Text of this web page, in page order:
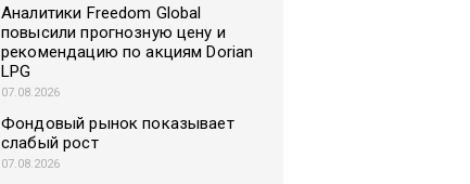
Аналитики Freedom Global
повысили прогнозную цену и
рекомендацию по акциям Dorian
LPG
07.08.2026
Фондовый рынок показывает
слабый рост
07.08.2026